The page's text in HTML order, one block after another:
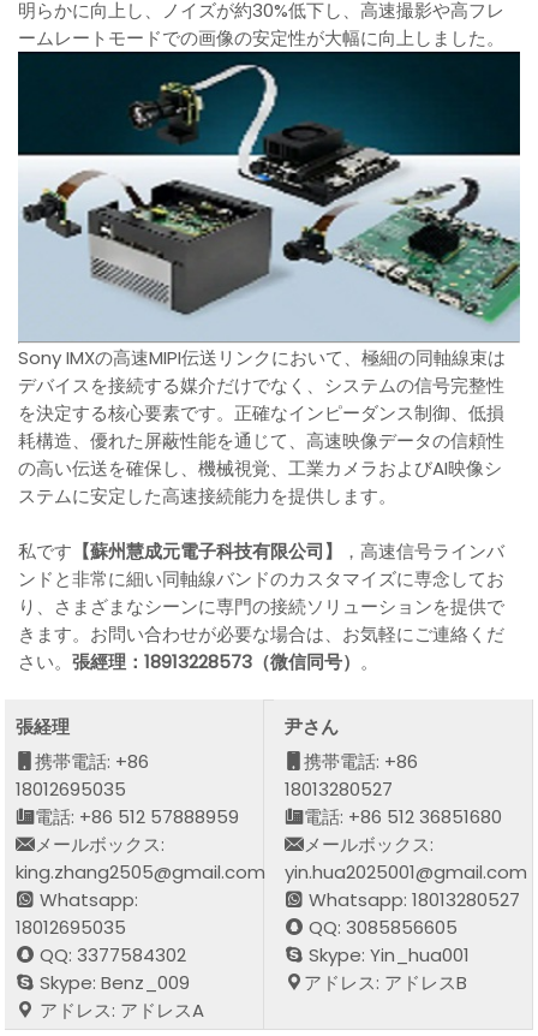
明らかに向上し、ノイズが約30%低下し、高速撮影や高フレ
ームレートモードでの画像の安定性が大幅に向上しました。
Sony IMXの高速MIPI伝送リンクにおいて、極細の同軸線束は
デバイスを接続する媒介だけでなく、システムの信号完整性
を決定する核心要素です。正確なインピーダンス制御、低損
耗構造、優れた屏蔽性能を通じて、高速映像データの信頼性
の高い伝送を確保し、機械視覚、工業カメラおよびAI映像シ
ステムに安定した高速接続能力を提供します。
私です 【蘇州慧成元電子科技有限公司】
，高速信号ラインバ
ンドと非常に細い同軸線バンドのカスタマイズに専念してお
り、さまざまなシーンに専門の接続ソリューションを提供で
きます。お問い合わせが必要な場合は、お気軽にご連絡くだ
さい。張經理：18913228573（微信同号） 。
張経理
携帯電話: +86
18012695035
電話: +86 512 57888959
メールボックス:
king.zhang2505@gmail.com
Whatsapp:
18012695035
QQ: 3377584302
Skype: Benz_009
アドレス: アドレスA
尹さん
携帯電話: +86
18013280527
電話: +86 512 36851680
メールボックス:
yin.hua2025001@gmail.com
Whatsapp: 18013280527
QQ: 3085856605
Skype: Yin_hua001
アドレス: アドレスB